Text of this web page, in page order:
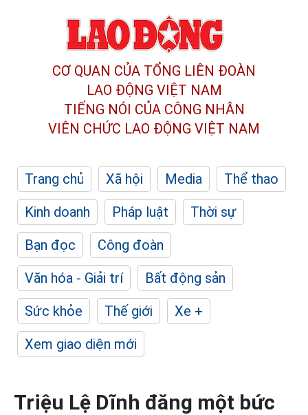
CƠ QUAN CỦA TỔNG LIÊN ĐOÀN
LAO ĐỘNG VIỆT NAM
TIẾNG NÓI CỦA CÔNG NHÂN
VIÊN CHỨC LAO ĐỘNG VIỆT NAM
Trang chủ Xã hội Media
Thể thao
Kinh doanh
Pháp luật
Thời sự
Bạn đọc
Công đoàn
Văn hóa - Giải trí
Bất động sản
Sức khỏe
Thế giới
Xe +
Xem giao diện mới
Triệu Lệ Dĩnh đăng một bức